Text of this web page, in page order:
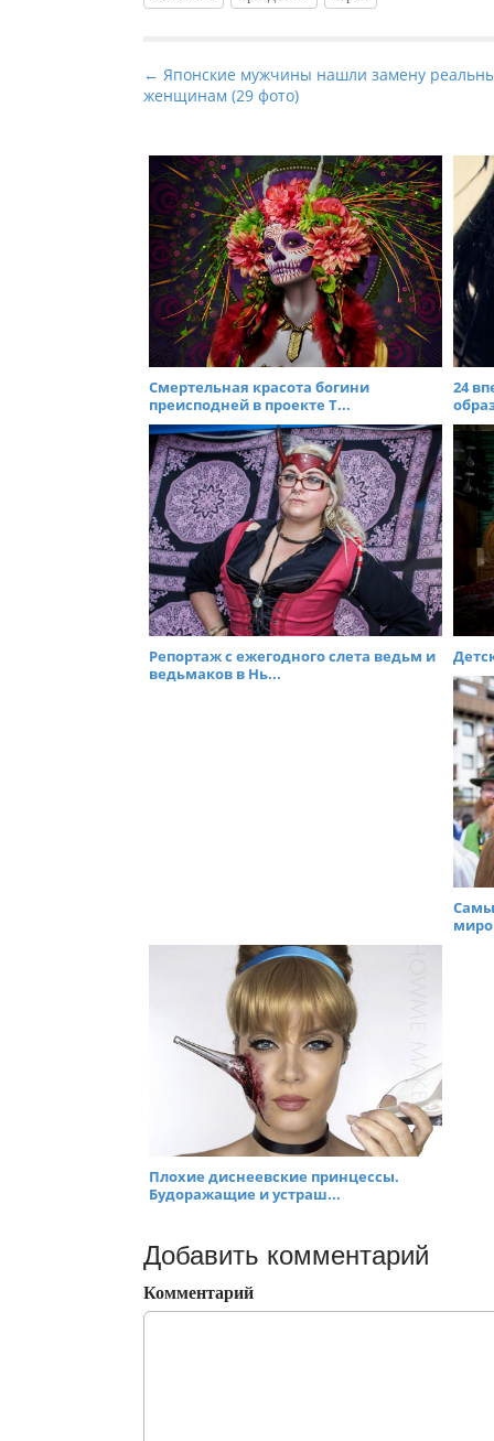
P
o
t
n
a
v
g
a
t
o
n
← Японские мужчины нашли замену
женщинам (29 фото)
Смертельная красота богини
преисподней в проекте Т...
24
Репортаж с ежегодного слета ведьм и
ведьмаков в Нь...
Плохие диснеевские принцессы.
Будоражащие и устраш...
Добавить комментарий
Комментарий